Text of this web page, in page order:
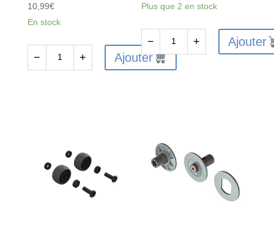
10,99€
En stock
− + Ajouter
Plus que 2 en stock
de
arrière
− + Ajouter